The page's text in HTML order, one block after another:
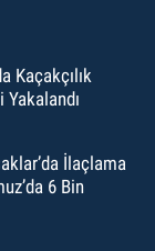
Kaçakçılık
İlaçlama
6 Bin